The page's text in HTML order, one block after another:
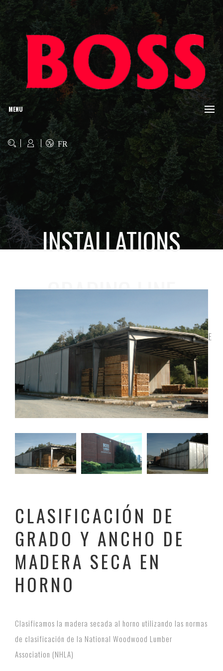
MENU
FR
INSTALLATIONS
GRADING LINE
INSTALLATIONS INSTALLATIONS GRADING LINE
CLASIFICACIÓN DE
GRADO Y ANCHO DE
MADERA SECA EN
HORNO
Clasificamos la madera secada al horno utilizando las normas
de clasificación de la National Woodwood Lumber
Association (NHLA)